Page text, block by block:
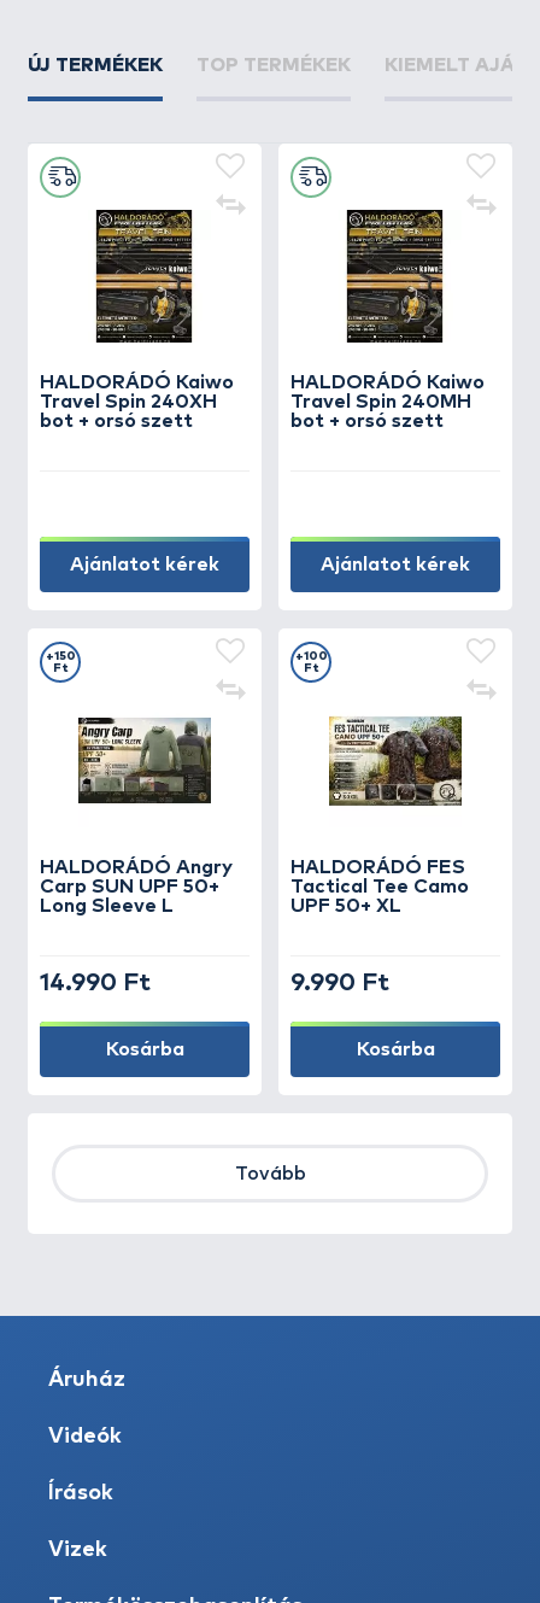
ÚJ TERMÉKEK TOP TERMÉKEK KIEMELT
HALDORÁDÓ Kaiwo
Travel Spin 240XH
bot + orsó szett
Ajánlatot kérek
HALDORÁDÓ Kaiwo
Travel Spin 240MH
bot + orsó szett
Ajánlatot kérek
HALDORÁDÓ Angry
Carp SUN UPF 50+
Long Sleeve L
+150
Ft
14.990 Ft
Kosárba
HALDORÁDÓ FES
Tactical Tee Camo
UPF 50+ XL
+100
Ft
9.990 Ft
Kosárba
Tovább
Áruház
Videók
Írások
Vizek